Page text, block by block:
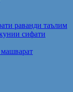
раванди таълим
сифати